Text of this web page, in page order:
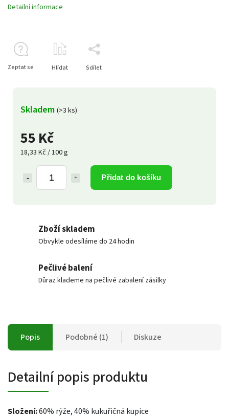
55 Kč
18,33 Kč / 100 g
Přidat do košíku
Skladem (>3 ks)
Detailní informace
Zeptat se Hlídat Sdílet
Zboží skladem
Obvykle odesíláme do 24 hodin
Pečlivé balení
Důraz klademe na pečlivé zabalení zásilky
Popis Podobné (1) Diskuze
Detailní popis produktu
Složení:60% rýže, 40% kukuřičná kupice